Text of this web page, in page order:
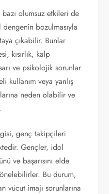
bazı olumsuz etkileri de
bozulmasıyla
çıkabilir. Bunlar
kısırlık, kalp
ve psikolojik sorunlar
kullanım veya yanlış
neden olabilir ve
genç takipçileri
Gençler, idol
ve başarısını elde
Bu durum,
vücut imajı sorunlarına